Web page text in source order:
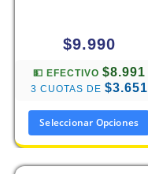
$9.990
💵 EFECTIVO $8.991
3 CUOTAS DE $3.651
Seleccionar Opciones